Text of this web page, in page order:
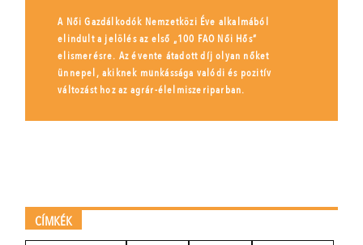
A Női Gazdálkodók Nemzetközi Éve alkalmából
elindult a jelölés az első „100 FAO Női Hős”
elismerésre. Az évente átadott díj olyan nőket
ünnepel, akiknek munkássága valódi és pozitív
változást hoz az agrár-élelmiszeriparban.
CÍMKÉK